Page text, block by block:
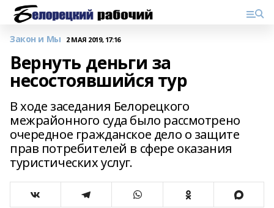
Закон и Мы 2 МАЯ 2019, 17:16
Вернуть деньги за
несостоявшийся тур
В ходе заседания Белорецкого
межрайонного суда было рассмотрено
очередное гражданское дело о защите
прав потребителей в сфере оказания
туристических услуг.